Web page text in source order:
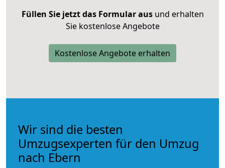
Füllen Sie jetzt das Formular ausund erhalten
Sie kostenlose Angebote
Kostenlose Angebote erhalten
Wir sind die besten
Umzugsexperten für den Umzug
nach Ebern